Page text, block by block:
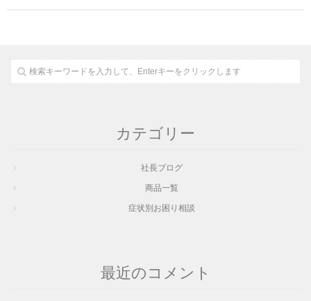
カテゴリー
社長ブログ
商品一覧
症状別お困り相談
最近のコメント